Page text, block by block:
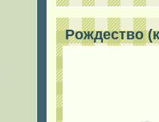
Рождество